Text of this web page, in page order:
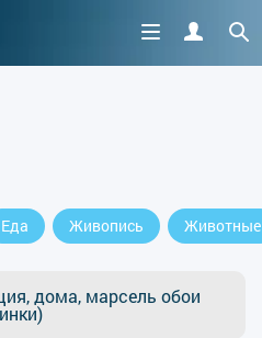
Еда Живопись Животные
дома, марсель обои